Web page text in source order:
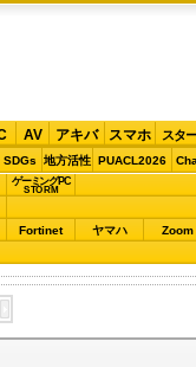
AV アキバ スマホ スタ
SDGs 地方活性 PUACL2026
ゲーミングPC
STORM
Fortinet ヤマハ Zoom